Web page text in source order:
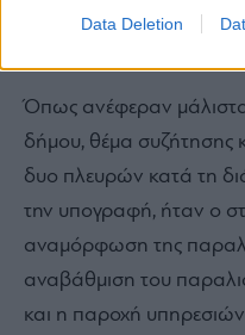
Data Deletion
Τι περιλαμβάνει το
Όπως ανέφεραν
δήμου, θέμα συζήτησης
δυο πλευρών κατά τη
την υπογραφή, ήταν ο
αναμόρφωση της
αναβάθμιση του
και η παροχή